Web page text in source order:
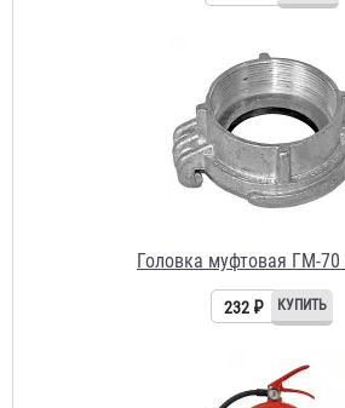
232 ₽
Огнетушитель ОП-4 АВСЕ